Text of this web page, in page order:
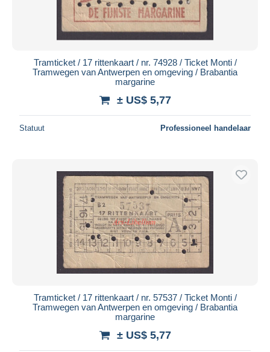
Tramticket / 17 rittenkaart / nr. 74928 / Ticket Monti /
Tramwegen van Antwerpen en omgeving / Brabantia
margarine
± US$ 5,77
Statuut Professioneel handelaar
Tramticket / 17 rittenkaart / nr. 57537 / Ticket Monti /
Tramwegen van Antwerpen en omgeving / Brabantia
margarine
± US$ 5,77